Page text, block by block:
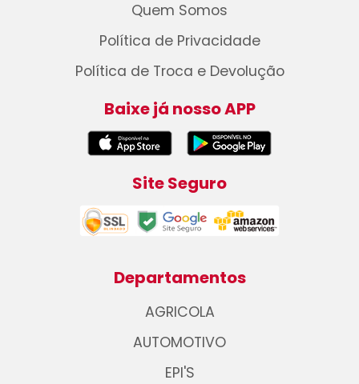
Quem Somos
Política de Privacidade
Política de Troca e Devolução
Baixe já nosso APP
Site Seguro
Departamentos
AGRICOLA
AUTOMOTIVO
EPI'S